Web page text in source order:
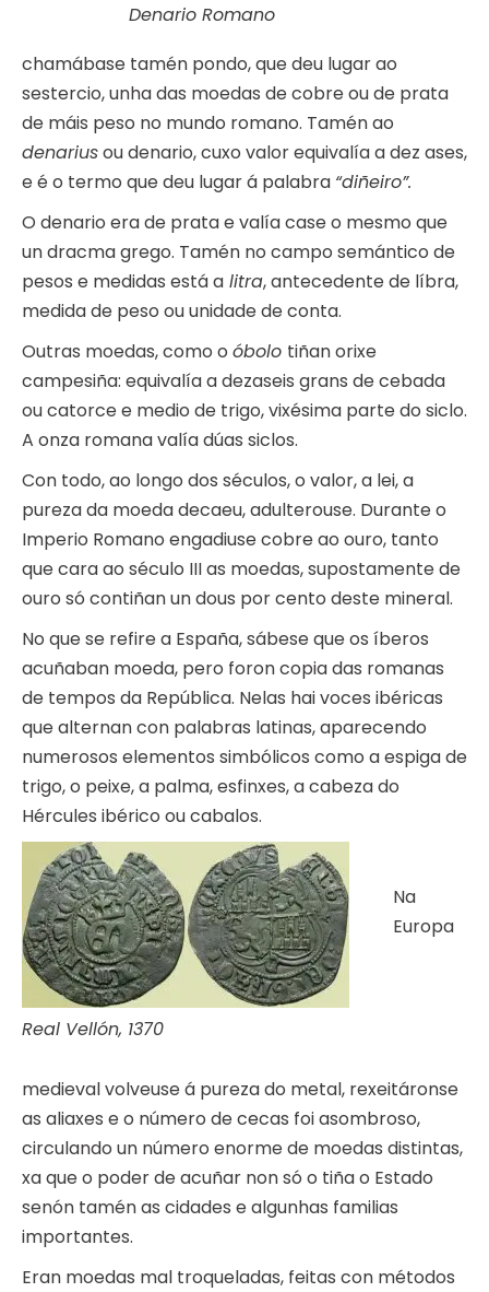
Denario Romano
chamábase tamén pondo, que deu lugar ao
sestercio, unha das moedas de cobre ou de prata
de máis peso no mundo romano. Tamén ao
denariusou denario, cuxo valor equivalía a dez ases,
e é o termo que deu lugar á palabra “diñeiro”.
O denario era de prata e valía case o mesmo que
un dracma grego. Tamén no campo semántico de
pesos e medidas está a litra, antecedente de líbra,
medida de peso ou unidade de conta.
Outras moedas, como o óbolo tiñan orixe
campesiña: equivalía a dezaseis grans de cebada
ou catorce e medio de trigo, vixésima parte do siclo.
A onza romana valía dúas siclos.
Con todo, ao longo dos séculos, o valor, a lei, a
pureza da moeda decaeu, adulterouse. Durante o
Imperio Romano engadiuse cobre ao ouro, tanto
que cara ao século III as moedas, supostamente de
ouro só contiñan un dous por cento deste mineral.
No que se refire a España, sábese que os íberos
acuñaban moeda, pero foron copia das romanas
de tempos da República. Nelas hai voces ibéricas
que alternan con palabras latinas, aparecendo
numerosos elementos simbólicos como a espiga de
trigo, o peixe, a palma, esfinxes, a cabeza do
Hércules ibérico ou cabalos.
Real Vellón, 1370
Na
Europa
medieval volveuse á pureza do metal, rexeitáronse
as aliaxes e o número de cecas foi asombroso,
circulando un número enorme de moedas distintas,
xa que o poder de acuñar non só o tiña o Estado
senón tamén as cidades e algunhas familias
importantes.
Eran moedas mal troqueladas, feitas con métodos